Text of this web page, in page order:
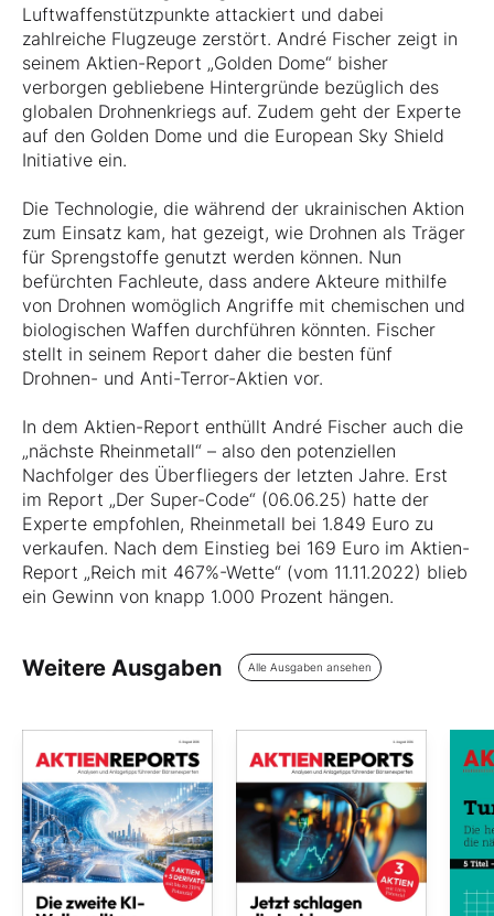
Luftwaffenstützpunkte attackiert und dabei
zahlreiche Flugzeuge zerstört. André Fischer zeigt in
seinem Aktien-Report „Golden Dome“ bisher
verborgen gebliebene Hintergründe bezüglich des
globalen Drohnenkriegs auf. Zudem geht der Experte
auf den Golden Dome und die European Sky Shield
Initiative ein.
Die Technologie, die während der ukrainischen Aktion
zum Einsatz kam, hat gezeigt, wie Drohnen als Träger
für Sprengstoffe genutzt werden können. Nun
befürchten Fachleute, dass andere Akteure mithilfe
von Drohnen womöglich Angriffe mit chemischen und
biologischen Waffen durchführen könnten. Fischer
stellt in seinem Report daher die besten fünf
Drohnen- und Anti-Terror-Aktien vor.
In dem Aktien-Report enthüllt André Fischer auch die
„nächste Rheinmetall“ – also den potenziellen
Nachfolger des Überfliegers der letzten Jahre. Erst
im Report „Der Super-Code“ (06.06.25) hatte der
Experte empfohlen, Rheinmetall bei 1.849 Euro zu
verkaufen. Nach dem Einstieg bei 169 Euro im Aktien-
Report „Reich mit 467%-Wette“ (vom 11.11.2022) blieb
ein Gewinn von knapp 1.000 Prozent hängen.
Weitere Ausgaben Alle Ausgaben ansehen